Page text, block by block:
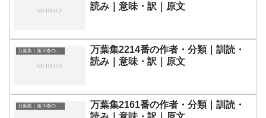
読み｜意味・訳｜原文
万葉集｜第10巻の和歌一覧
万葉集2214番の作者・分類｜訓読・
読み｜意味・訳｜原文
万葉集｜第10巻の和歌一覧
万葉集2161番の作者・分類｜訓読・